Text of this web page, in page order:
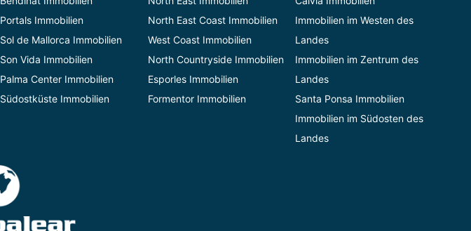
Portals Immobilien
Sol de Mallorca Immobilien
Son Vida Immobilien
Palma Center Immobilien
Südostküste Immobilien
North East Coast Immobilien
West Coast Immobilien
North Countryside Immobilien
Esporles Immobilien
Formentor Immobilien
Immobilien im Westen des
Landes
Immobilien im Zentrum des
Landes
Santa Ponsa Immobilien
Immobilien im Südosten des
Landes